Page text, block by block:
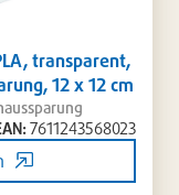
transparent,
12 x 12 cm
7611243568023